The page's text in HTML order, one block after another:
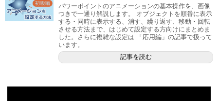
パワーポイントのアニメーションの基本操作を、画像
つきで一通り解説します。 オブジェクトを順番に表示
する・同時に表示する、消す、繰り返す、移動・回転
させる方法まで、はじめて設定する方向けにまとめま
した。さらに複雑な設定は 「応用編」の記事で扱って
います。
記事を読む